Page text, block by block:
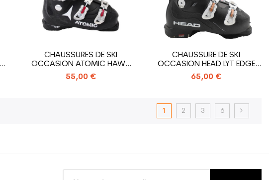
CHAUSSURES DE SKI
OCCASION ATOMIC HAWX
PLUS
55,00 €
CHAUSSURE DE SKI
OCCASION HEAD LYT EDGE
75X
65,00 €
1 2 3 6